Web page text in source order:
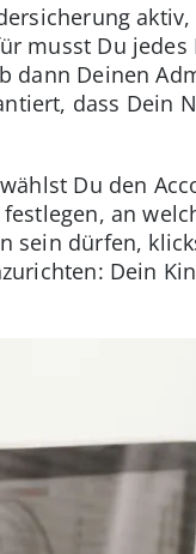
musst Du
dann Deinen
dass Dein
Du den
an
sein dürfen,
Dein